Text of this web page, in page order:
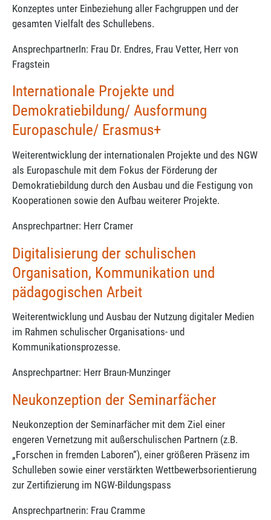
Konzeptes unter Einbeziehung aller Fachgruppen und der
gesamten Vielfalt des Schullebens.
AnsprechpartnerIn: Frau Dr. Endres, Frau Vetter, Herr von
Fragstein
Internationale Projekte und
Demokratiebildung/ Ausformung
Europaschule/ Erasmus+
Weiterentwicklung der internationalen Projekte und des NGW
als Europaschule mit dem Fokus der Förderung der
Demokratiebildung durch den Ausbau und die Festigung von
Kooperationen sowie den Aufbau weiterer Projekte.
Ansprechpartner: Herr Cramer
Digitalisierung der schulischen
Organisation, Kommunikation und
pädagogischen Arbeit
Weiterentwicklung und Ausbau der Nutzung digitaler Medien
im Rahmen schulischer Organisations- und
Kommunikationsprozesse.
Ansprechpartner: Herr Braun-Munzinger
Neukonzeption der Seminarfächer
Neukonzeption der Seminarfächer mit dem Ziel einer
engeren Vernetzung mit außerschulischen Partnern (z.B.
„Forschen in fremden Laboren“), einer größeren Präsenz im
Schulleben sowie einer verstärkten Wettbewerbsorientierung
zur Zertifizierung im NGW-Bildungspass
Ansprechpartnerin: Frau Cramme